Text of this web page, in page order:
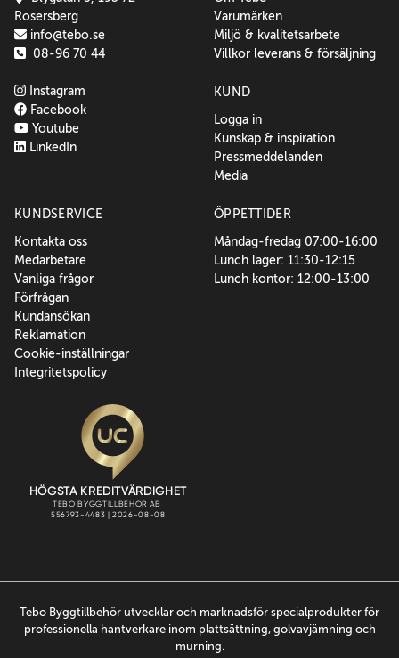
Rosersberg
info@tebo.se
08-96 70 44
Instagram
Facebook
Youtube
LinkedIn
Varumärken
Miljö & kvalitetsarbete
Villkor leverans & försäljning
KUND
Logga in
Kunskap & inspiration
Pressmeddelanden
Media
KUNDSERVICE
Kontakta oss
Medarbetare
Vanliga frågor
Förfrågan
Kundansökan
Reklamation
Cookie-inställningar
Integritetspolicy
ÖPPETTIDER
Måndag-fredag 07:00-16:00
Lunch lager: 11:30-12:15
Lunch kontor: 12:00-13:00
Tebo Byggtillbehör utvecklar och marknadsför specialprodukter för
professionella hantverkare inom plattsättning, golvavjämning och
murning.